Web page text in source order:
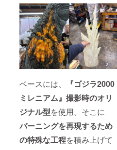
ベースには、
『ゴジラ2000
ミレニアム』撮影時のオリ
ジナル型を使用。そこに
バーニングを再現するため
の特殊な工程を積み上げて